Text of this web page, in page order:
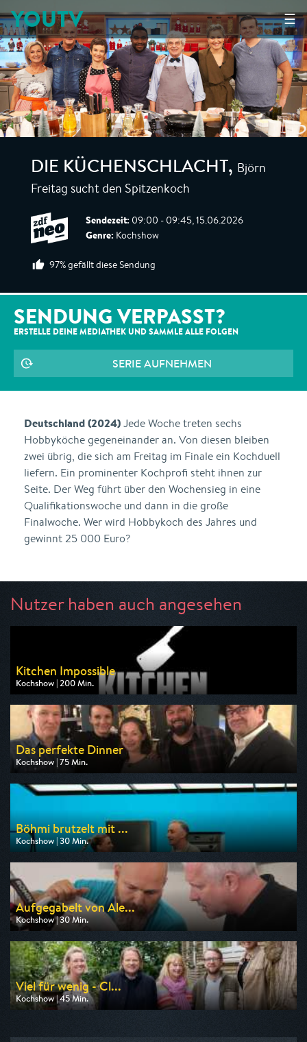
☰
YOUTV
DIE KÜCHENSCHLACHT, Björn
Freitag sucht den Spitzenkoch
Sendezeit: 09:00 - 09:45, 15.06.2026
Genre: Kochshow
97% gefällt diese Sendung
SENDUNG VERPASST?
ERSTELLE DEINE MEDIATHEK UND SAMMLE ALLE FOLGEN
SERIE AUFNEHMEN
Deutschland (2024)Jede Woche treten sechs
Hobbyköche gegeneinander an. Von diesen bleiben
zwei übrig, die sich am Freitag im Finale ein Kochduell
liefern. Ein prominenter Kochprofi steht ihnen zur
Seite. Der Weg führt über den Wochensieg in eine
Qualifikationswoche und dann in die große
Finalwoche. Wer wird Hobbykoch des Jahres und
gewinnt 25 000 Euro?
Nutzer haben auch angesehen
Kitchen Impossible
Kochshow | 200 Min.
Ausgestrahlt von VOX
am 09.08.2026, 20:15
Das perfekte Dinner
Kochshow | 75 Min.
Ausgestrahlt von VOX
am 10.08.2026, 19:00
Böhmi brutzelt mit ...
Kochshow | 30 Min.
Ausgestrahlt von ZDF neo
am 09.08.2026, 23:15
Aufgegabelt von Ale...
Kochshow | 30 Min.
Ausgestrahlt von BR
am 09.08.2026, 17:15
Viel für wenig - Cl...
Kochshow | 45 Min.
Ausgestrahlt von WDR